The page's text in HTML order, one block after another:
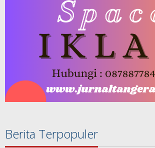
Berita Terpopuler